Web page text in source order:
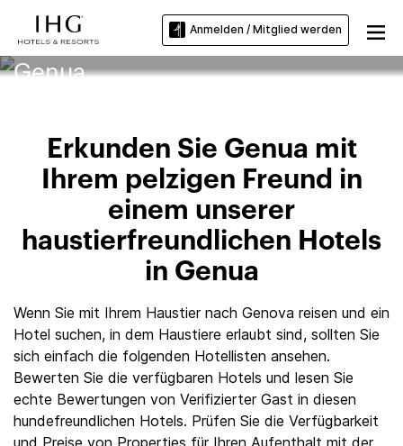
Anmelden / Mitglied werden
Haustierfreundliche Hotels in
Genua
Erkunden Sie Genua mit
Ihrem pelzigen Freund in
einem unserer
haustierfreundlichen Hotels
in Genua
Wenn Sie mit Ihrem Haustier nach Genova reisen und ein
Hotel suchen, in dem Haustiere erlaubt sind, sollten Sie
sich einfach die folgenden Hotellisten ansehen.
Bewerten Sie die verfügbaren Hotels und lesen Sie
echte Bewertungen von Verifizierter Gast in diesen
hundefreundlichen Hotels. Prüfen Sie die Verfügbarkeit
und Preise von Properties für Ihren Aufenthalt mit der